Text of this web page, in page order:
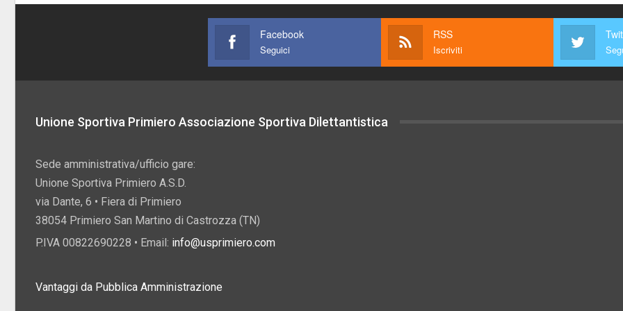
Facebook
Seguici
RSS
Iscriviti
Unione Sportiva Primiero Associazione Sportiva Dilettantistica
Sede amministrativa/ufficio gare:
Unione Sportiva Primiero A.S.D.
via Dante, 6 • Fiera di Primiero
38054 Primiero San Martino di Castrozza (TN)
P.IVA 00822690228 • Email: info@usprimiero.com
Vantaggi da Pubblica Amministrazione